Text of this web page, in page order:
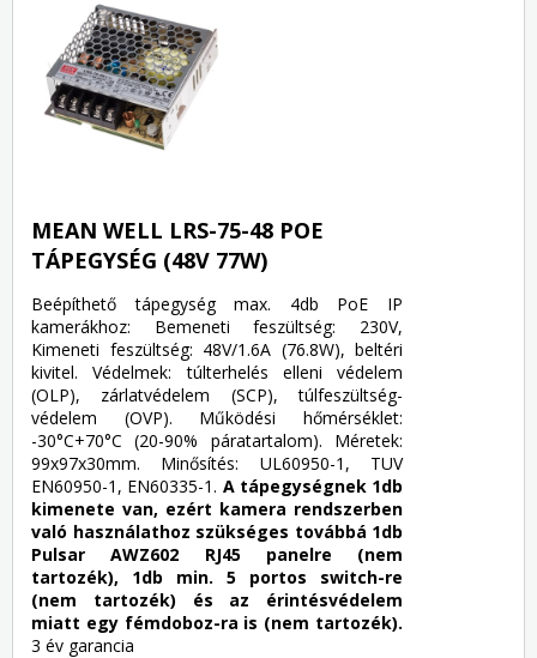
MEAN WELL LRS-75-48 POE
TÁPEGYSÉG (48V 77W)
Beépíthető tápegység max. 4db PoE IP
kamerákhoz: Bemeneti feszültség: 230V,
Kimeneti feszültség: 48V/1.6A (76.8W), beltéri
kivitel. Védelmek: túlterhelés elleni védelem
(OLP), zárlatvédelem (SCP), túlfeszültség-
védelem (OVP). Működési hőmérséklet:
-30°C+70°C (20-90% páratartalom). Méretek:
99x97x30mm. Minősítés: UL60950-1, TUV
EN60950-1, EN60335-1. A tápegységnek 1db
kimenete van, ezért kamera rendszerben
való használathoz szükséges továbbá 1db
PulsarAWZ602 RJ45 panelre (nem
tartozék), 1db min. 5 portos switch-re
(nem tartozék) és az érintésvédelem
miatt egy fémdoboz-ra is (nem tartozék).
3 év garancia